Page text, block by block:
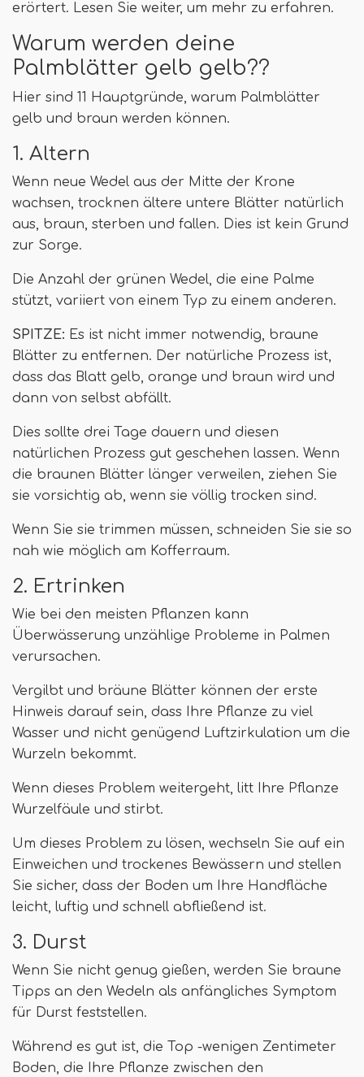
erörtert. Lesen Sie weiter, um mehr zu erfahren.
Warum werden deine
Palmblätter gelb gelb??
Hier sind 11 Hauptgründe, warum Palmblätter
gelb und braun werden können.
1. Altern
Wenn neue Wedel aus der Mitte der Krone
wachsen, trocknen ältere untere Blätter natürlich
aus, braun, sterben und fallen. Dies ist kein Grund
zur Sorge.
Die Anzahl der grünen Wedel, die eine Palme
stützt, variiert von einem Typ zu einem anderen.
SPITZE: Es ist nicht immer notwendig, braune
Blätter zu entfernen. Der natürliche Prozess ist,
dass das Blatt gelb, orange und braun wird und
dann von selbst abfällt.
Dies sollte drei Tage dauern und diesen
natürlichen Prozess gut geschehen lassen. Wenn
die braunen Blätter länger verweilen, ziehen Sie
sie vorsichtig ab, wenn sie völlig trocken sind.
Wenn Sie sie trimmen müssen, schneiden Sie sie so
nah wie möglich am Kofferraum.
2. Ertrinken
Wie bei den meisten Pflanzen kann
Überwässerung unzählige Probleme in Palmen
verursachen.
Vergilbt und bräune Blätter können der erste
Hinweis darauf sein, dass Ihre Pflanze zu viel
Wasser und nicht genügend Luftzirkulation um die
Wurzeln bekommt.
Wenn dieses Problem weitergeht, litt Ihre Pflanze
Wurzelfäule und stirbt.
Um dieses Problem zu lösen, wechseln Sie auf ein
Einweichen und trockenes Bewässern und stellen
Sie sicher, dass der Boden um Ihre Handfläche
leicht, luftig und schnell abfließend ist.
3. Durst
Wenn Sie nicht genug gießen, werden Sie braune
Tipps an den Wedeln als anfängliches Symptom
für Durst feststellen.
Während es gut ist, die Top -wenigen Zentimeter
Boden, die Ihre Pflanze zwischen den